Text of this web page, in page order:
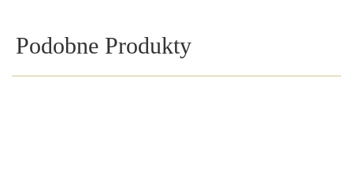
Podobne Produkty